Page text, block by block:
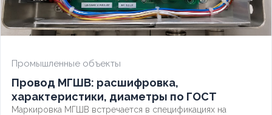
НАЛИЧИЕ ЭКРАНА Да
КОЛИЧЕСТВО ЖИЛ 5
Промышленные объекты
Провод МГШВ: расшифровка,
характеристики, диаметры по ГОСТ
Маркировка МГШВ встречается в спецификациях на